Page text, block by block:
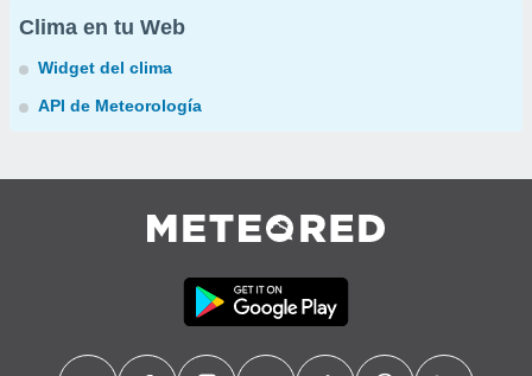
Clima en tu Web
Widget del clima
API de Meteorología